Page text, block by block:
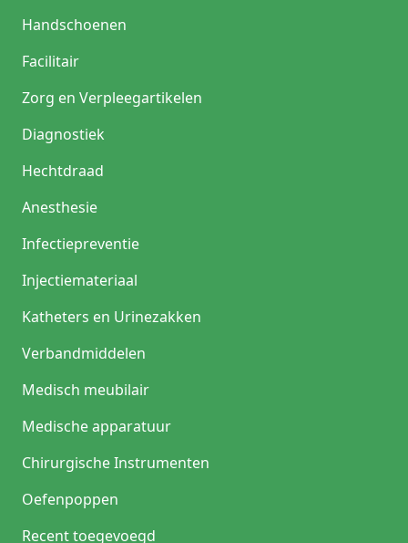
Handschoenen
Facilitair
Zorg en Verpleegartikelen
Diagnostiek
Hechtdraad
Anesthesie
Infectiepreventie
Injectiemateriaal
Katheters en Urinezakken
Verbandmiddelen
Medisch meubilair
Medische apparatuur
Chirurgische Instrumenten
Oefenpoppen
Recent toegevoegd